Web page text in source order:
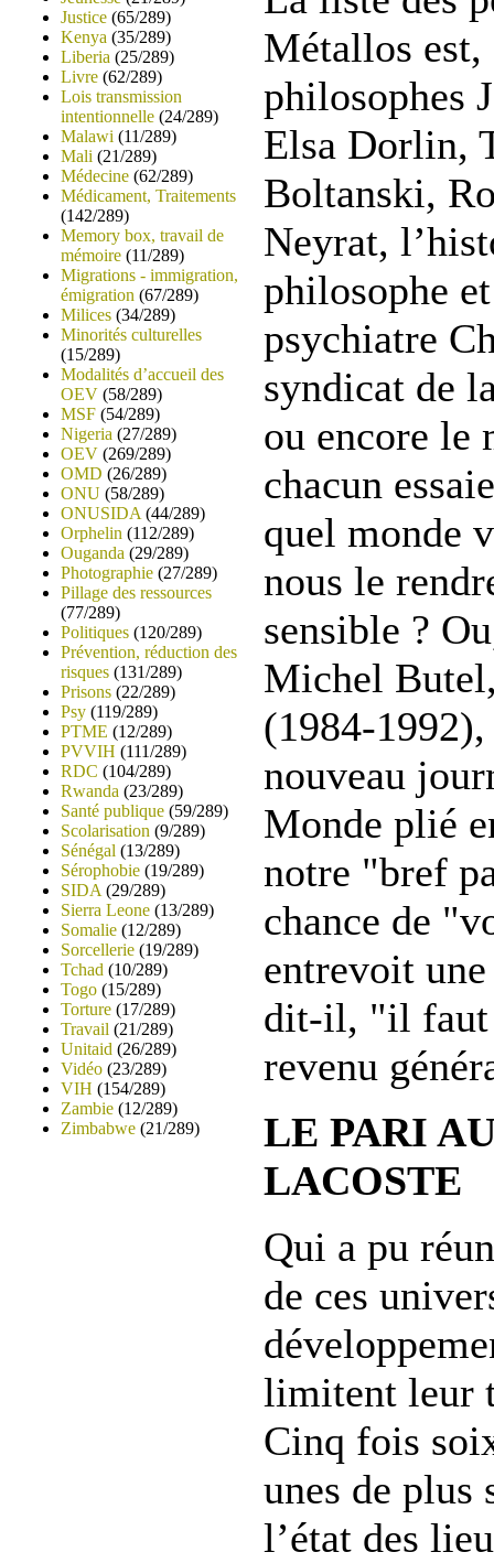
Justice (65/289)
Kenya (35/289)
Liberia (25/289)
Livre (62/289)
Lois transmission
intentionnelle (24/289)
Malawi (11/289)
Mali (21/289)
Médecine (62/289)
Médicament, Traitements
(142/289)
Memory box, travail de
mémoire (11/289)
Migrations - immigration,
émigration (67/289)
Milices (34/289)
Minorités culturelles
(15/289)
Modalités d’accueil des
OEV (58/289)
MSF (54/289)
Nigeria (27/289)
OEV (269/289)
OMD (26/289)
ONU (58/289)
ONUSIDA (44/289)
Orphelin (112/289)
Ouganda (29/289)
Photographie (27/289)
Pillage des ressources
(77/289)
Politiques (120/289)
Prévention, réduction des
risques (131/289)
Prisons (22/289)
Psy (119/289)
PTME (12/289)
PVVIH (111/289)
RDC (104/289)
Rwanda (23/289)
Santé publique (59/289)
Scolarisation (9/289)
Sénégal (13/289)
Sérophobie (19/289)
SIDA (29/289)
Sierra Leone (13/289)
Somalie (12/289)
Sorcellerie (19/289)
Tchad (10/289)
Togo (15/289)
Torture (17/289)
Travail (21/289)
Unitaid (26/289)
Vidéo (23/289)
VIH (154/289)
Zambie (12/289)
Zimbabwe (21/289)
Métallos est,
philosophes
Elsa Dorlin,
Boltanski,
Neyrat,
philosophe
psychiatre
syndicat de
ou encore le
chacun
quel monde
nous le
sensible ?
Michel
(1984-
nouveau
Monde plié
notre "bref
chance de
entrevoit
dit-il, "il faut
revenu
LE PARI
LACOSTE
Qui a pu
de ces
limitent leur
Cinq fois
unes de plus
l’état des